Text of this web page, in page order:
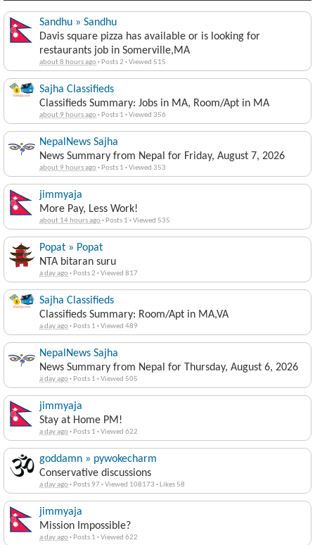
Sandhu » Sandhu
Davis square pizza has available or is looking for
restaurants job in Somerville,MA
about 8 hours ago· Posts 2 ·Viewed 515
Sajha Classifieds
Classifieds Summary: Jobs in MA, Room/Apt in MA
about 9 hours ago· Posts 1 ·Viewed 356
NepalNews Sajha
News Summary from Nepal for Friday, August 7, 2026
about 9 hours ago· Posts 1 ·Viewed 353
jimmyaja
More Pay, Less Work!
about 14 hours ago· Posts 1 ·Viewed 535
Popat » Popat
NTA bitaran suru
a day ago· Posts 2 ·Viewed 817
Sajha Classifieds
Classifieds Summary: Room/Apt in MA,VA
a day ago· Posts 1 ·Viewed 489
NepalNews Sajha
News Summary from Nepal for Thursday, August 6, 2026
a day ago· Posts 1 ·Viewed 505
jimmyaja
Stay at Home PM!
a day ago· Posts 1 ·Viewed 622
goddamn » pywokecharm
Conservative discussions
a day ago· Posts 97 ·Viewed 108173 · Likes 58
jimmyaja
Mission Impossible?
a day ago· Posts 1 ·Viewed 622